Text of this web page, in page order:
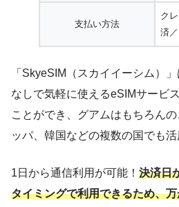
支払い方法
ク
済
「SkyeSIM（スカイイーシム）
なしで気軽に使えるeSIMサービ
ことができ、グアムはもちろん
ッパ、韓国などの複数の国でも活
1日から通信利用が可能！ 決済日
タイミングで利用できるため、